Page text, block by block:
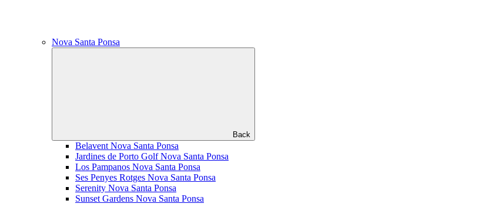
Nova Santa Ponsa
Back
Belavent Nova Santa Ponsa
Jardines de Porto Golf Nova Santa Ponsa
Los Pampanos Nova Santa Ponsa
Ses Penyes Rotges Nova Santa Ponsa
Serenity Nova Santa Ponsa
Sunset Gardens Nova Santa Ponsa